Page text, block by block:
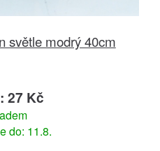
světle modrý 40cm
27 Kč
do: 11.8.